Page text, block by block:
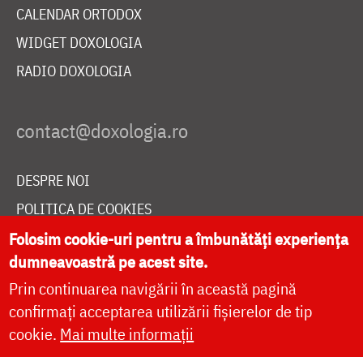
CALENDAR ORTODOX
WIDGET DOXOLOGIA
RADIO DOXOLOGIA
DESPRE NOI
POLITICA DE COOKIES
DONEAZĂ ONLINE PENTRU CATEDRALA NAȚIONALĂ
LIVE
Folosim cookie-uri pentru a îmbunătăți experiența
dumneavoastră pe acest site.
Prin continuarea navigării în această pagină
confirmați acceptarea utilizării fișierelor de tip
cookie. Mai multe informații